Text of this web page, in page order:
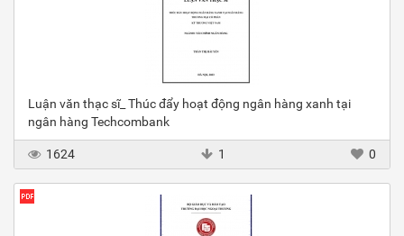
Luận văn thạc sĩ_ Thúc đẩy hoạt động ngân hàng xanh tại
ngân hàng Techcombank
1624 1 0